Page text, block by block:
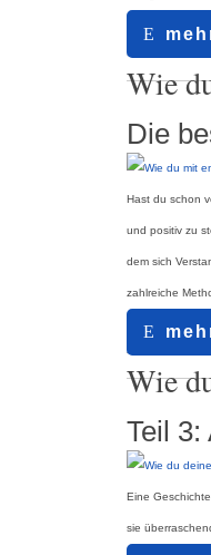
Wie
Die
18.07.2024
Hast du schon
und positiv zu
dem sich
zahlreiche
Wie
Teil 3:
20.09.2023
Eine
sie